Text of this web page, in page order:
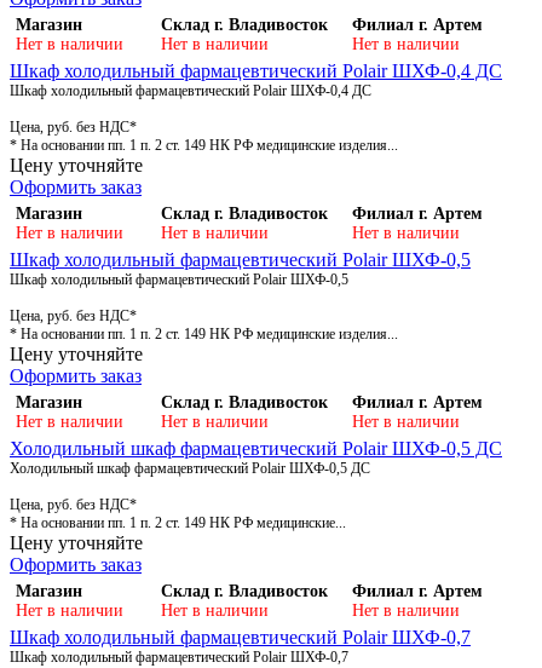
Магазин
Нет в наличии
Склад г. Владивосток
Нет в наличии
Филиал г. Артем
Нет в наличии
Шкаф холодильный фармацевтический Polair ШХФ-0,4 ДС
Шкаф холодильный фармацевтический Polair ШХФ-0,4 ДС
Цена, руб. без НДС*
* На основании пп. 1 п. 2 ст. 149 НК РФ медицинские изделия...
Цену уточняйте
Оформить заказ
Магазин
Нет в наличии
Склад г. Владивосток
Нет в наличии
Филиал г. Артем
Нет в наличии
Шкаф холодильный фармацевтический Polair ШХФ-0,5
Шкаф холодильный фармацевтический Polair ШХФ-0,5
Цена, руб. без НДС*
* На основании пп. 1 п. 2 ст. 149 НК РФ медицинские изделия...
Цену уточняйте
Оформить заказ
Магазин
Нет в наличии
Склад г. Владивосток
Нет в наличии
Филиал г. Артем
Нет в наличии
Холодильный шкаф фармацевтический Polair ШХФ-0,5 ДС
Холодильный шкаф фармацевтический Polair ШХФ-0,5 ДС
Цена, руб. без НДС*
* На основании пп. 1 п. 2 ст. 149 НК РФ медицинские...
Цену уточняйте
Оформить заказ
Магазин
Нет в наличии
Склад г. Владивосток
Нет в наличии
Филиал г. Артем
Нет в наличии
Шкаф холодильный фармацевтический Polair ШХФ-0,7
Шкаф холодильный фармацевтический Polair ШХФ-0,7